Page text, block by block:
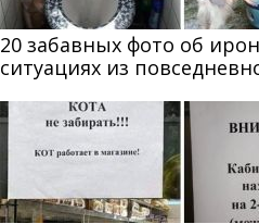
20 забавных фото об
ситуациях из